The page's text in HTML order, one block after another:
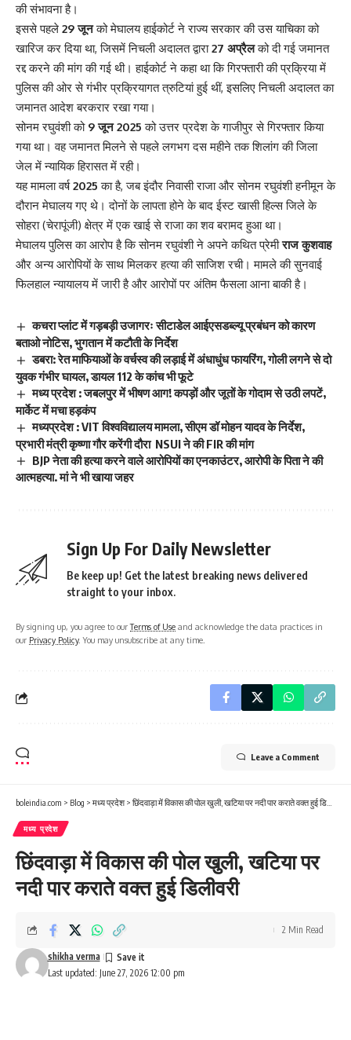
की संभावना है।
इससे पहले 29 जूनको मेघालय हाईकोर्ट ने राज्य सरकार की उस याचिका को
खारिज कर दिया था, जिसमें निचली अदालत द्वारा27 अप्रैलको दी गई जमानत
रद्द करने की मांग की गई थी। हाईकोर्ट ने कहा था कि गिरफ्तारी की प्रक्रिया में
पुलिस की ओर से गंभीर प्रक्रियागत त्रुटियां हुई थीं, इसलिए निचली अदालत का
जमानत आदेश बरकरार रखा गया।
सोनम रघुवंशी को 9 जून 2025 को उत्तर प्रदेश के गाजीपुर से गिरफ्तार किया
गया था। वह जमानत मिलने से पहले लगभग दस महीने तक शिलांग की जिला
जेल में न्यायिक हिरासत में रही।
यह मामला वर्ष2025 का है, जब इंदौर निवासी राजा और सोनम रघुवंशी हनीमून के
दौरान मेघालय गए थे। दोनों के लापता होने के बाद ईस्ट खासी हिल्स जिले के
सोहरा (चेरापूंजी) क्षेत्र में एक खाई से राजा का शव बरामद हुआ था।
मेघालय पुलिस का आरोप है कि सोनम रघुवंशी ने अपने कथित प्रेमीराज कुशवाह
और अन्य आरोपियों के साथ मिलकर हत्या की साजिश रची। मामले की सुनवाई
फिलहाल न्यायालय में जारी है और आरोपों पर अंतिम फैसला आना बाकी है।
कचरा प्लांट में गड़बड़ी उजागरः सीटाडेल आईएसडब्ल्यू प्रबंधन को कारण
बताओ नोटिस, भुगतान में कटौती के निर्देश
डबरा: रेत माफियाओं के वर्चस्व की लड़ाई में अंधाधुंध फायरिंग, गोली लगने से दो
युवक गंभीर घायल, डायल 112 के कांच भी फूटे
मध्य प्रदेश : जबलपुर में भीषण आग! कपड़ों और जूतों के गोदाम से उठी लपटें,
मार्केट में मचा हड़कंप
मध्यप्रदेश : VIT विश्वविद्यालय मामला, सीएम डॉ मोहन यादव के निर्देश,
प्रभारी मंत्री कृष्णा गौर करेंगी दौरा NSUI ने की FIR की मांग
BJP नेता की हत्या करने वाले आरोपियों का एनकाउंटर, आरोपी के पिता ने की
आत्महत्या. मां ने भी खाया जहर
Sign Up For Daily Newsletter
Be keep up! Get the latest breaking news delivered
straight to your inbox.
By signing up, you agree to ourTerms of Use and acknowledge the data practices in
our Privacy Policy. You may unsubscribe at any time.
Leave a Comment
boleindia.com > Blog > मध्य प्रदेश> छिंदवाड़ा में विकास की पोल खुली, खटिया पर नदी पार कराते वक्त हुई डिलीवरी
मध्य प्रदेश
छिंदवाड़ा में विकास की पोल खुली, खटिया पर
नदी पार कराते वक्त हुई डिलीवरी
Last updated: June 27, 2026 12:00 pm
shikha verma
2 Min Read